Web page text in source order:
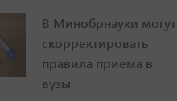
В Минобрнауки могут
скорректировать
правила приема в
вузы